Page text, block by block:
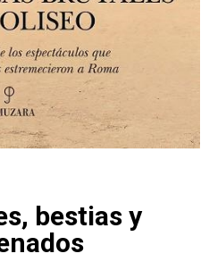
bestias y